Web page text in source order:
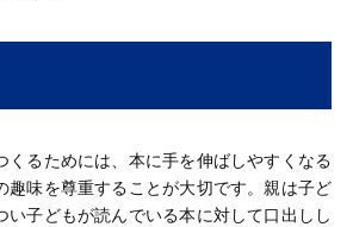
くるためには、本に手を伸ばしやすくなる
趣味を尊重することが大切です。親は子ど
い子どもが読んでいる本に対して口出しし